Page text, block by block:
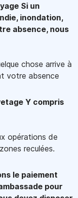
Si un
inondation,
absence, nous
chose arrive à
votre absence
Y compris
opérations de
reculées.
le paiement
pour